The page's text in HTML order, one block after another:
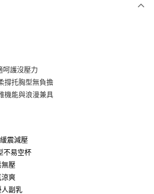
付」】
收到商品之後才付款」的支付方式。 讓您購物簡單
、不需綁卡、不需儲值。
，簡訊認證，即可結帳。
服務後，再付款。
呵護沒壓力
撐托胸型無負擔
機能與浪漫兼具
震減壓
不易空杯
壓
涼爽
副乳